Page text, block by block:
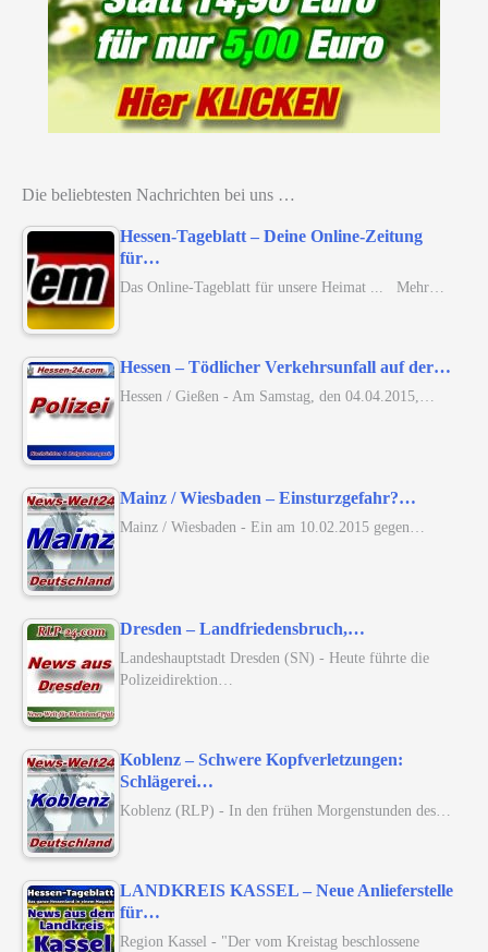
Die beliebtesten Nachrichten bei uns …
Hessen-Tageblatt – Deine Online-Zeitung
für…
Das Online-Tageblatt für unsere Heimat ... Mehr…
Hessen – Tödlicher Verkehrsunfall auf der…
Hessen / Gießen - Am Samstag, den 04.04.2015,…
Mainz / Wiesbaden – Einsturzgefahr?…
Mainz / Wiesbaden - Ein am 10.02.2015 gegen…
Dresden – Landfriedensbruch,…
Landeshauptstadt Dresden (SN) - Heute führte die
Polizeidirektion…
Koblenz – Schwere Kopfverletzungen:
Schlägerei…
Koblenz (RLP) - In den frühen Morgenstunden des…
LANDKREIS KASSEL – Neue Anlieferstelle
für…
Region Kassel - "Der vom Kreistag beschlossene